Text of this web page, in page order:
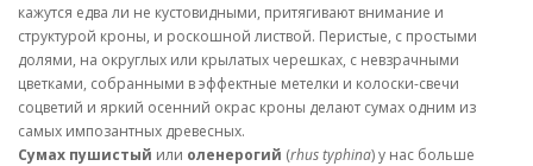
кажутся едва ли не кустовидными, притягивают внимание и
структурой кроны, и роскошной листвой. Перистые, с простыми
долями, на округлых или крылатых черешках, с невзрачными
цветками, собранными в эффектные метелки и колоски-свечи
соцветий и яркий осенний окрас кроны делают сумах одним из
самых импозантных древесных.
Сумах пушистый или оленерогий (rhus typhina) у нас больше